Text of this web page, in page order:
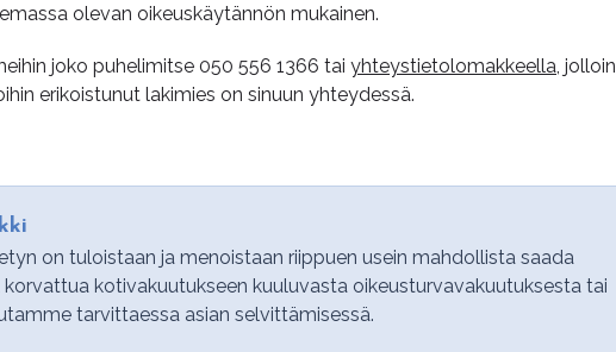
olevan oikeuskäytännön mukainen.
joko puhelimitse 050 556 1366 tai yhteystietolomakkeella , jolloin
erikoistunut lakimies on sinuun yhteydessä.
on tuloistaan ja menoistaan riippuen usein mahdollista saada
korvattua kotivakuutukseen kuuluvasta oikeusturvavakuutuksesta tai
tarvittaessa asian selvittämisessä.